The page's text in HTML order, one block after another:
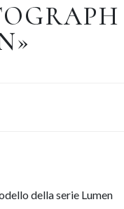
della serie Lumen